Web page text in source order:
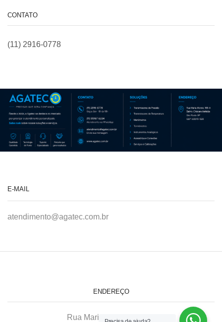
CONTATO
(11) 2916-0778
E-MAIL
atendimento@agatec.com.br
ENDEREÇO
Rua Maria Afonso, 166-A